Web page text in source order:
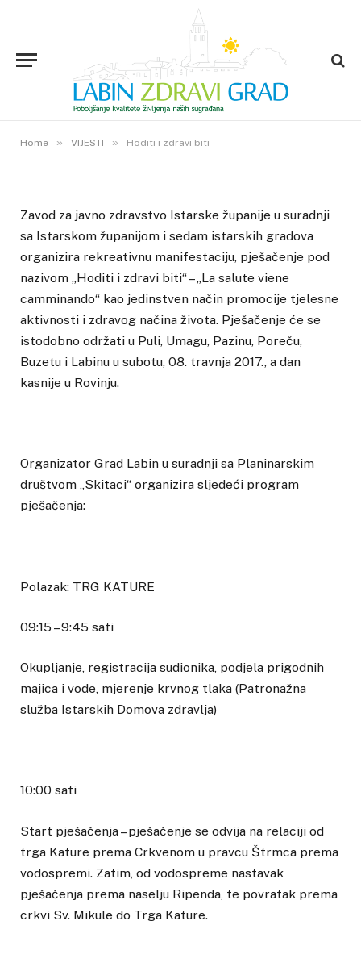
Home » VIJESTI » Hoditi i zdravi biti
Hoditi i zdravi biti
3. TRAVNJA 2017. 1VIEWS
Zavod za javno zdravstvo Istarske županije u suradnji
sa Istarskom županijom i sedam istarskih gradova
organizira rekreativnu manifestaciju, pješačenje pod
nazivom „Hoditi i zdravi biti“ – „La salute viene
camminando“ kao jedinstven način promocije tjelesne
aktivnosti i zdravog načina života. Pješačenje će se
istodobno održati u Puli, Umagu, Pazinu, Poreču,
Buzetu i Labinu u subotu, 08. travnja 2017., a dan
kasnije u Rovinju.
Organizator Grad Labin u suradnji sa Planinarskim
društvom „Skitaci“ organizira sljedeći program
pješačenja:
Polazak: TRG KATURE
09:15 – 9:45 sati
Okupljanje, registracija sudionika, podjela prigodnih
majica i vode, mjerenje krvnog tlaka (Patronažna
služba Istarskih Domova zdravlja)
10:00 sati
Start pješačenja – pješačenje se odvija na relaciji od
trga Kature prema Crkvenom u pravcu Štrmca prema
vodospremi. Zatim, od vodospreme nastavak
pješačenja prema naselju Ripenda, te povratak prema
crkvi Sv. Mikule do Trga Kature.